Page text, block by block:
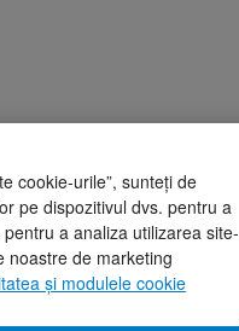
cookie-urile”, sunteți de
pe dispozitivul dvs. pentru a
a analiza utilizarea site-
noastre de marketing
și modulele cookie